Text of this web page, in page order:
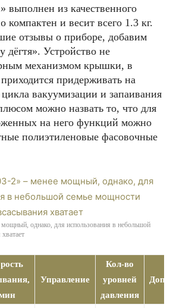
выполнен из качественного
компактен и весит всего 1.3 кг.
отзывы о приборе, добавим
Устройство не
механизмом крышки, в
приходится придерживать на
вакуумизации и запаивания
можно назвать то, что для
на него функций можно
полиэтиленовые фасовочные
однако, для использования в небольшой
Управление
Кол-во
уровней
давления